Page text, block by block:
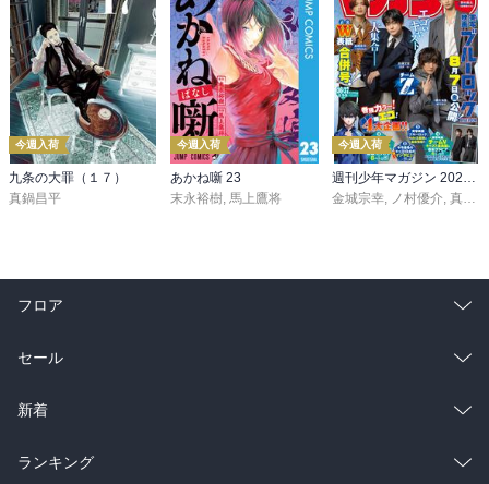
今週入荷
九条の大罪（１７）
真鍋昌平
今週入荷
あかね噺 23
末永裕樹, 馬上鷹将
今週入荷
週刊少年マガジン 2026年36・37号[2026年8月5日発売]
金城宗幸, ノ村優介, 真島ヒロ
フロア
総合
ラノベ
雑誌・グラビア
セール
総合
ラノベ
新着
総合
ランキング